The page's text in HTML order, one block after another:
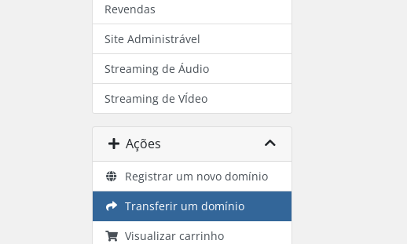
Revendas
Site Administrável
Streaming de Áudio
Streaming de VÍdeo
Ações
Registrar um novo domínio
Transferir um domínio
Visualizar carrinho